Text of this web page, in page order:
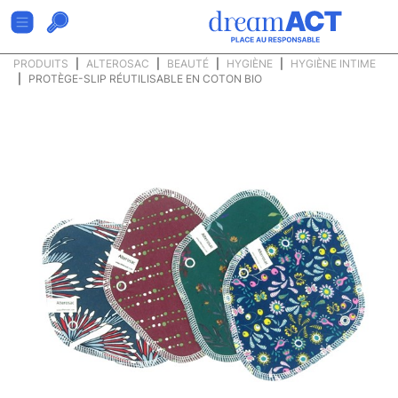
PRODUITS ALTEROSAC BEAUTÉ HYGIÈNE
HYGIÈNE INTIME
PROTÈGE-SLIP RÉUTILISABLE EN COTON BIO